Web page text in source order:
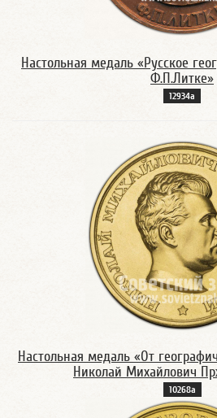
Настольная медаль «Русское
Ф.П.Литке»
12934а
Настольная медаль «От
Николай Михайлович
10268а